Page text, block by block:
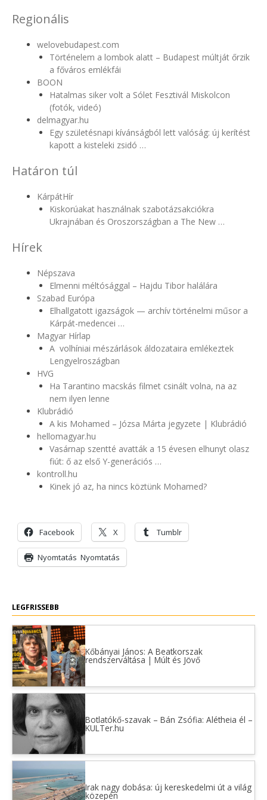
Regionális
welovebudapest.com
Történelem a lombok alatt – Budapest múltját őrzik
a főváros emlékfái
BOON
Hatalmas siker volt a Sólet Fesztivál Miskolcon
(fotók, videó)
delmagyar.hu
Egy születésnapi kívánságból lett valóság: új kerítést
kapott a kisteleki zsidó …
Határon túl
KárpátHír
Kiskorúakat használnak szabotázsakciókra
Ukrajnában és Oroszországban a The New …
Hírek
Népszava
Elmenni méltósággal – Hajdu Tibor halálára
Szabad Európa
Elhallgatott igazságok — archív történelmi műsor a
Kárpát-medencei …
Magyar Hírlap
A volhíniai mészárlások áldozataira emlékeztek
Lengyelroszágban
HVG
Ha Tarantino macskás filmet csinált volna, na az
nem ilyen lenne
Klubrádió
A kis Mohamed – Józsa Márta jegyzete | Klubrádió
hellomagyar.hu
Vasárnap szentté avatták a 15 évesen elhunyt olasz
fiút: ő az első Y-generációs …
kontroll.hu
Kinek jó az, ha nincs köztünk Mohamed?
Facebook X Tumblr
Nyomtatás Nyomtatás
LEGFRISSEBB
Kőbányai János: A Beatkorszak
rendszerváltása | Múlt és Jövő
Botlatókő-szavak – Bán Zsófia: Alétheia él –
KULTer.hu
Irak nagy dobása: új kereskedelmi út a világ
közepén